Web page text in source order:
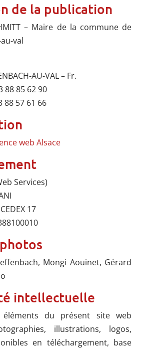
de la publication
– Maire de la commune de
val
AU-VAL – Fr.
88 85 62 90
88 57 61 66
web Alsace
Services)
17
Mongi Aouinet, Gérard
intellectuelle
éléments du présent site web
illustrations, logos,
en téléchargement, base